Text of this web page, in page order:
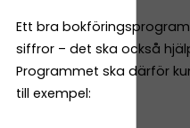
Ett bra
siffror – det ska också
Programmet ska därför
till exempel: